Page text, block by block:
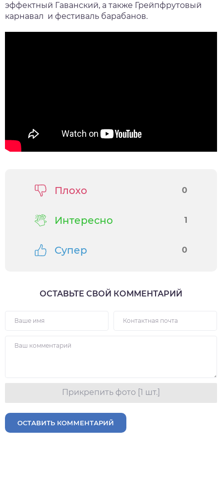
эффектный Гаванский, а также Грейпфрутовый
карнавал и фестиваль барабанов.
Плохо 0
Интересно 1
Супер 0
ОСТАВЬТЕ СВОЙ КОММЕНТАРИЙ
Прикрепить фото [1 шт.]
ОСТАВИТЬ КОММЕНТАРИЙ